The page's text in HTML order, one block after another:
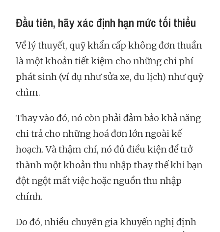
Đầu tiên, hãy xác định hạn mức tối thiểu
Về lý thuyết, quỹ khẩn cấp không đơn thuần
là một khoản tiết kiệm cho những chi phí
phát sinh (ví dụ như sửa xe, du lịch) như quỹ
chìm.
Thay vào đó, nó còn phải đảm bảo khả năng
chi trả cho những hoá đơn lớn ngoài kế
hoạch. Và thậm chí, nó đủ điều kiện để trở
thành một khoản thu nhập thay thế khi bạn
đột ngột mất việc hoặc nguồn thu nhập
chính.
Do đó, nhiều chuyên gia khuyến nghị định